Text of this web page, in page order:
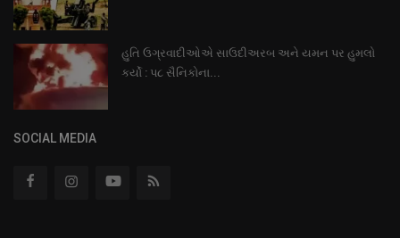
હુતિ ઉગ્રવાદીઓએ સાઉદીઅરબ અને યમન પર હુમલો
કર્યો : પ૮ સૈનિકોના...
SOCIAL MEDIA